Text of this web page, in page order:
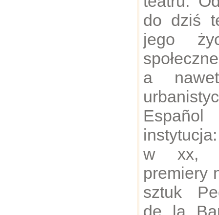
do dziś
jego
a
Español
w xx,
premiery
sztuk
de la